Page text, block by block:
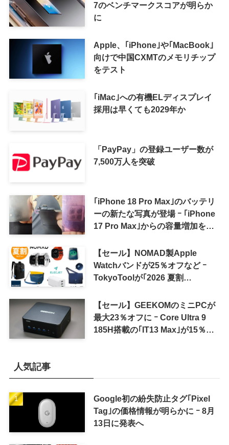
7のベンチマークスコアが明らか
に
Apple、｢iPhone｣や｢MacBook｣
向けで中国CXMTのメモリチップ
をテスト
｢iMac｣への有機ELディスプレイ
採用は早くても2029年か
「PayPay」の登録ユーザー数が
7,500万人を突破
｢iPhone 18 Pro Max｣のバッテリ
ーの新たな写真が登場 ｰ ｢iPhone
17 Pro Max｣からの容量増加を確
【セール】NOMAD製Apple
Watchバンドが25％オフなど ｰ
TokyoToolが｢2026 夏割
【セール】GEEKOMのミニPCが
最大23％オフに ｰ Core Ultra 9
185H搭載の｢IT13 Max｣が15％オ
人気記事
Google初の紛失防止タグ｢Pixel
Tag｣の価格情報が明らかに ｰ 8月
13日に発表へ